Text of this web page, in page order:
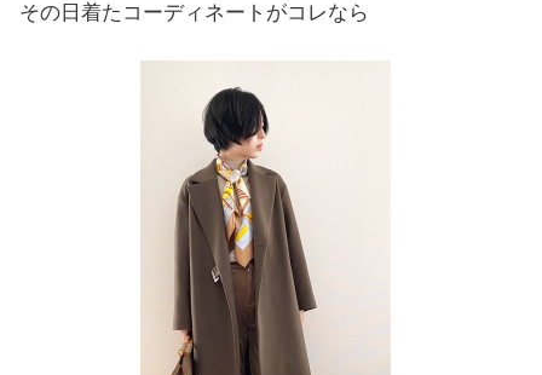
その日着たコーディネートがコレなら